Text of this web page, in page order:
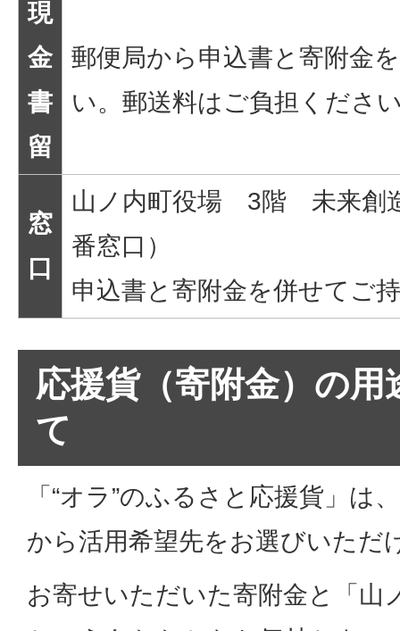
現
金
書
留
郵便局から申込書と寄附金
い。郵送料はご負担くださ
窓
口
山ノ内町役場 3階 未来創
番窓口）
申込書と寄附金を併せてご
応援貨（寄附金）の用
て
「“オラ”のふるさと応援貨」は
から活用希望先をお選びいただ
お寄せいただいた寄附金と「山